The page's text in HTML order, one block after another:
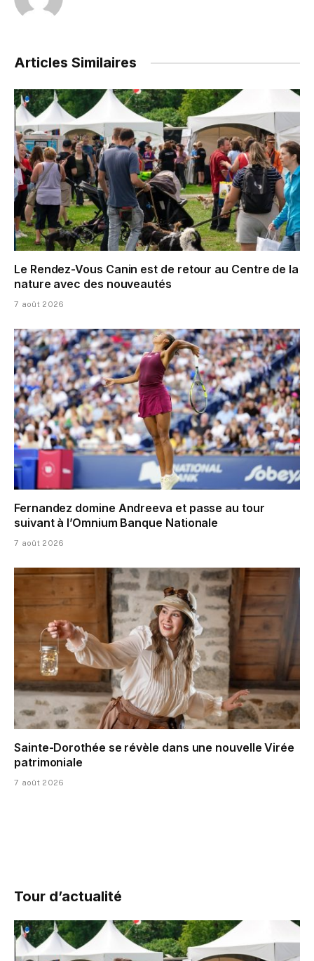
Articles Similaires
Le Rendez-Vous Canin est de retour au Centre de la
nature avec des nouveautés
7 août 2026
Fernandez domine Andreeva et passe au tour
suivant à l’Omnium Banque Nationale
7 août 2026
Sainte-Dorothée se révèle dans une nouvelle Virée
patrimoniale
7 août 2026
Tour d’actualité